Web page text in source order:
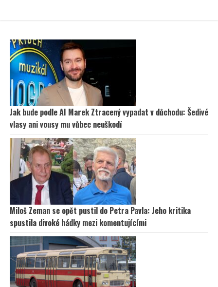
Jak bude podle AI Marek Ztracený vypadat v důchodu: Šedivé
vlasy ani vousy mu vůbec neuškodí
Miloš Zeman se opět pustil do Petra Pavla: Jeho kritika
spustila divoké hádky mezi komentujícími